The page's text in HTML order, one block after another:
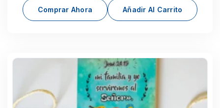
Comprar Ahora Añadir Al Carrito